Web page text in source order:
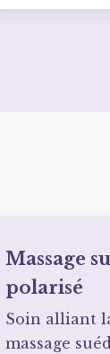
Massage
polarisé
Soin alliant
massage